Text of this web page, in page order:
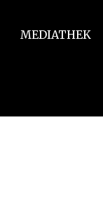
MEDIATHEK